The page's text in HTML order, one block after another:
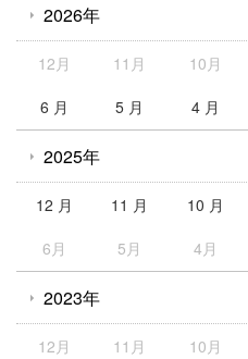
2026年
12月 11月 10月
6 月 5 月 4 月
2025年
12 月 11 月 10 月
6月 5月 4月
2023年
12月 11月 10月